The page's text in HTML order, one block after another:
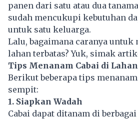
panen dari satu atau dua
sudah mencukupi kebutuhan
untuk satu keluarga.
Lalu, bagaimana caranya untuk
lahan terbatas? Yuk, simak
Tips Menanam Cabai di
Berikut beberapa tips
sempit:
1. Siapkan Wadah
Cabai dapat ditanam di